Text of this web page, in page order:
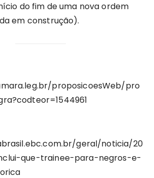
do fim de uma nova ordem
em construção).
proposicoesWeb/pro
geral/noticia/20
que-trainee-para-negros-e-